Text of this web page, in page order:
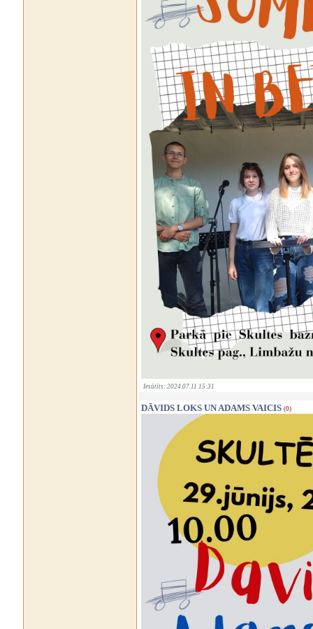
Iesūtīts: 2024.07.11 15:31
DĀVIDS LOKS UN ADAMS VAICIS (0)